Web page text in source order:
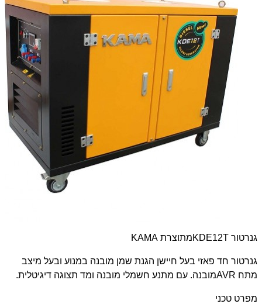
גנרטור KDE12Tמתוצרת KAMA
גנרטור חד פאזי בעל חיישן הגנת שמן מובנה במנוע ובעל מיצב
מתח AVRמובנה. עם מתנע חשמלי מובנה ומד תצוגה דיגיטלית.
מפרט טכני